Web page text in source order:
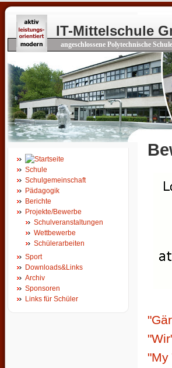
IT-Mittelschule
angeschlossene Polytechnische Schule
Schule
Schulgemeinschaft
Pädagogik
Berichte
Projekte/Bewerbe
Schulveranstaltungen
Wettbewerbe
Schülerarbeiten
Sport
Downloads&Links
Archiv
Sponsoren
Links für Schüler
"My